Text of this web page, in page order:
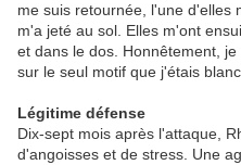
me suis retournée, l'une d'elles
m'a jeté au sol. Elles m'ont
et dans le dos. Honnêtement,
sur le seul motif que j'étais
Légitime défense
Dix-sept mois après l'attaque,
d'angoisses et de stress. Une